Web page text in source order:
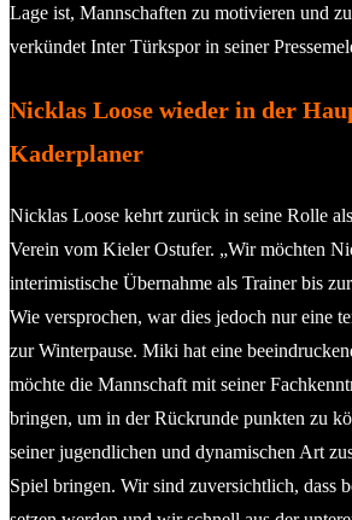
Lage ist, Mannschaften zu motivieren und
verkündet Inter Türkspor in seiner
Nicklas Loose wieder in der
Kaderplaner
Nicklas Loose kehrt zurück in seine Rolle
Verein vom Kieler Ostufer. „Wir möchten
interimistische Übernahme als Trainer bis
Wie versprochen, war dies jedoch nur eine
zur Winterpause. Miki hat eine
möchte die Mannschaft mit seiner
bringen, um in der Rückrunde punkten zu
seiner jugendlichen und dynamischen Art
Spiel bringen. Wir sind zuversichtlich, dass